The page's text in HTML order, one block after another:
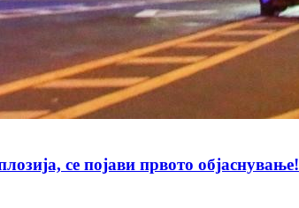
се појави првото објаснување!